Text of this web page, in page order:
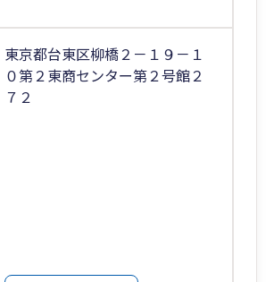
東京都台東区柳橋２－１９－１
０第２東商センター第２号館２
７２